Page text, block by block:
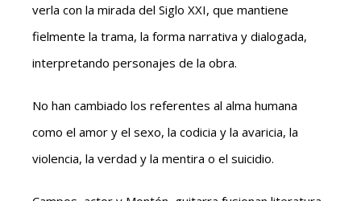
verla con la mirada del Siglo XXI, que mantiene
fielmente la trama, la forma narrativa y dialogada,
interpretando personajes de la obra.
No han cambiado los referentes al alma humana
como el amor y el sexo, la codicia y la avaricia, la
violencia, la verdad y la mentira o el suicidio.